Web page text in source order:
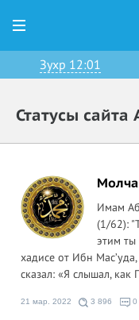
Зухр 12:01
Статусы сайта
Имам
(1/62):
этим ты
хадисе от Ибн
сказал: «Я слышал, как
21 мар. 2022 3 896 0